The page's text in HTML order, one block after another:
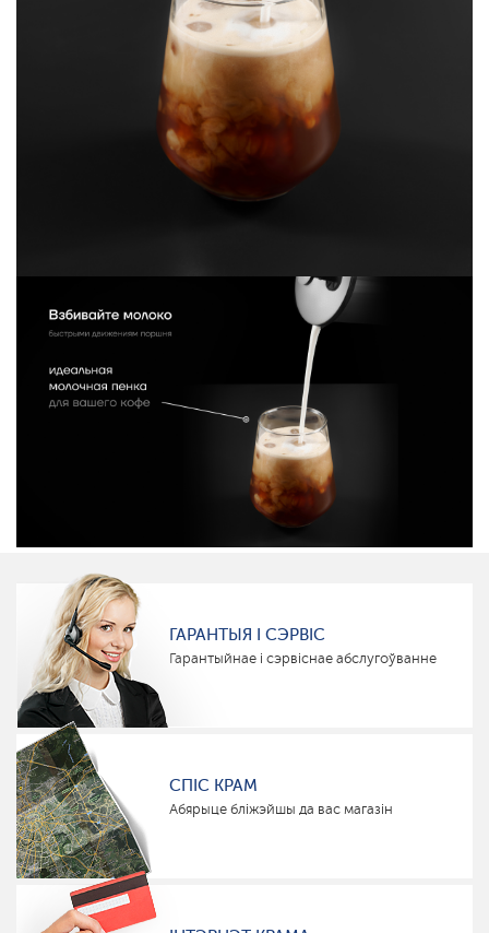
ГАРАНТЫЯ І СЭРВІС
Гарантыйнае і сэрвіснае абслугоўванне
СПІС КРАМ
Абярыце бліжэйшы да вас магазін